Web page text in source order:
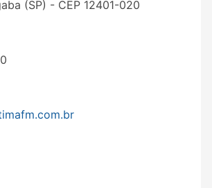
(SP) - CEP 12401-020